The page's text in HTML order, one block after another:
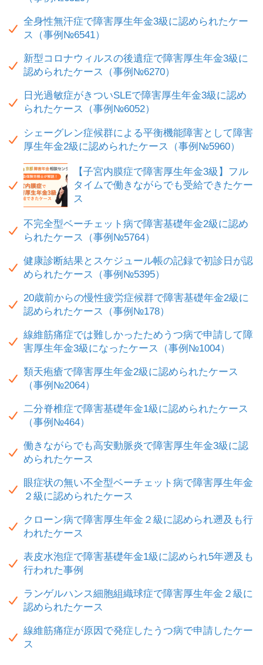
全身性無汗症で障害厚生年金3級に認められたケー
ス（事例№6541）
新型コロナウィルスの後遺症で障害厚生年金3級に
認められたケース（事例№6270）
日光過敏症がきついSLEで障害厚生年金3級に認め
られたケース（事例№6052）
シェーグレン症候群による平衡機能障害として障害
厚生年金2級に認められたケース（事例№5960）
【子宮内膜症で障害厚生年金3級】フル
タイムで働きながらでも受給できたケー
ス
不完全型ベーチェット病で障害基礎年金2級に認め
られたケース（事例№5764）
健康診断結果とスケジュール帳の記録で初診日が認
められたケース（事例№5395）
20歳前からの慢性疲労症候群で障害基礎年金2級に
認められたケース（事例№178）
線維筋痛症では難しかったためうつ病で申請して障
害厚生年金3級になったケース（事例№1004）
類天疱瘡で障害厚生年金2級に認められたケース
（事例№2064）
二分脊椎症で障害基礎年金1級に認められたケース
（事例№464）
働きながらでも高安動脈炎で障害厚生年金3級に認
められたケース
眼症状の無い不全型ベーチェット病で障害厚生年金
２級に認められたケース
クローン病で障害厚生年金２級に認められ遡及も行
われたケース
表皮水泡症で障害基礎年金1級に認められ5年遡及も
行われた事例
ランゲルハンス細胞組織球症で障害厚生年金２級に
認められたケース
線維筋痛症が原因で発症したうつ病で申請したケー
ス